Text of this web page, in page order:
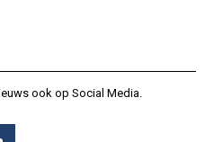
ook op Social Media.